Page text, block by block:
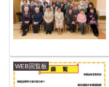
WEB回覧板